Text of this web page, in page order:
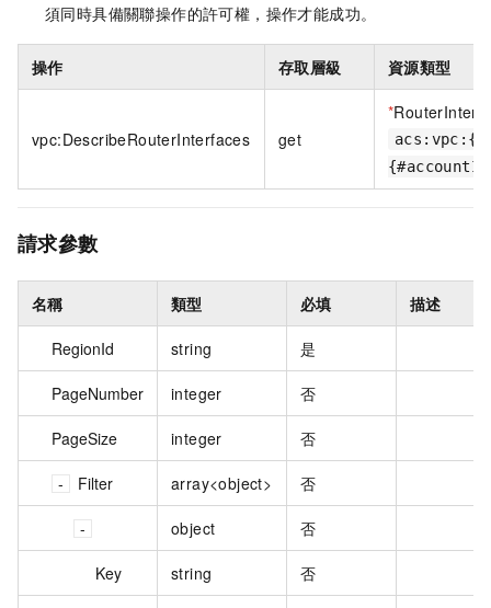
須同時具備關聯操作的許可權，操作才能成功。
操作 存取層級 資源類型
vpc:DescribeRouterInterfaces get
*
請求參數
名稱 類型 必填 描述
RegionId string 是
PageNumber integer 否
PageSize integer 否
Filter array<object> 否
object 否
Key string 否